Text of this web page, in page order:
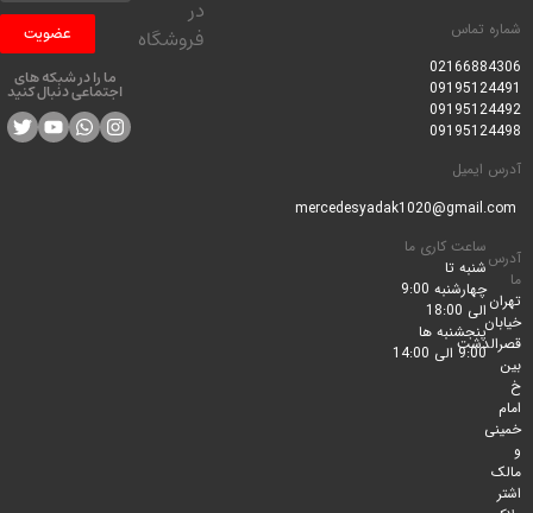
تماس
ساعت کاری ما
شنبه تا
چهارشنبه 9:00
الی 18:00
پنجشنبه ها
9:00 الی 14:00
فروشگاه
عضویت
ما را در شبکه های
اجتماعی دنبال کنید